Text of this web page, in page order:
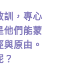
訓，專心
他們能蒙
原由。